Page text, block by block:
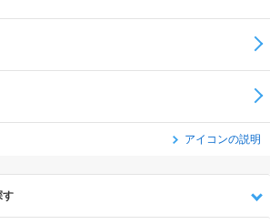
アイコンの説明
す